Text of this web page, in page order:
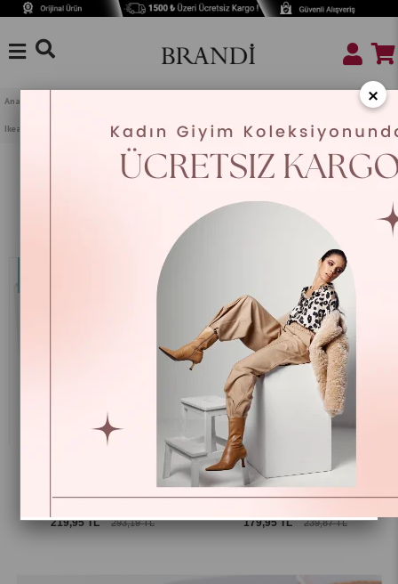
Anasayfa
Ikea 365+ Cam Fincan 240 ml 10279723
Ikea Ofantlıgt Kupa Beyaz 310 ml
00319022
219,95 TL 293,19 TL
%25
Ikea Fargrık Kupa Lacivert 250 Ml 80330563
179,95 TL 239,87 TL
%25
×